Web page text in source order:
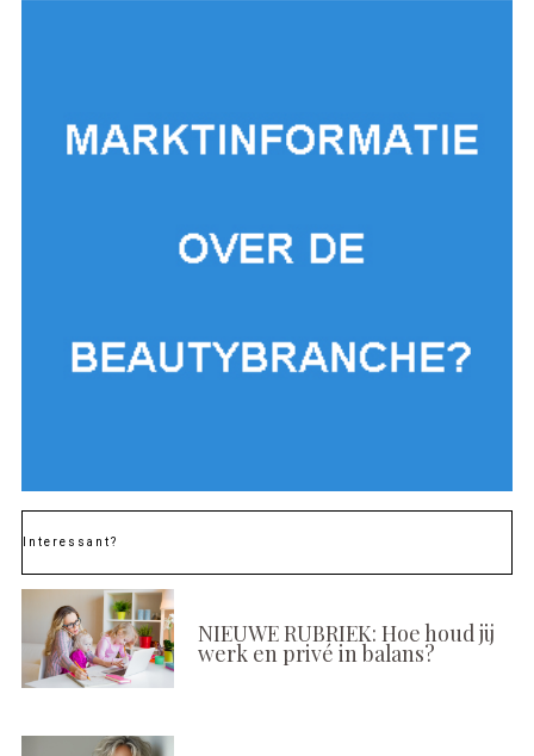
Interessant?
NIEUWE RUBRIEK: Hoe houd jij
werk en privé in balans?